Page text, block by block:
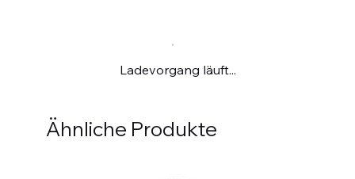
Ladevorgang läuft...
Ähnliche Produkte